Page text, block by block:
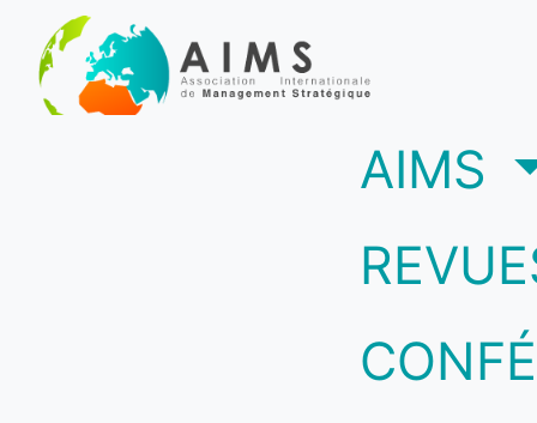
AIMS